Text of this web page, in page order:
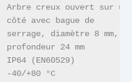
creux ouvert sur un
côté avec bague de
serrage, diamètre 8 mm,
profondeur 24 mm
(EN60529)
-40/+80 °C